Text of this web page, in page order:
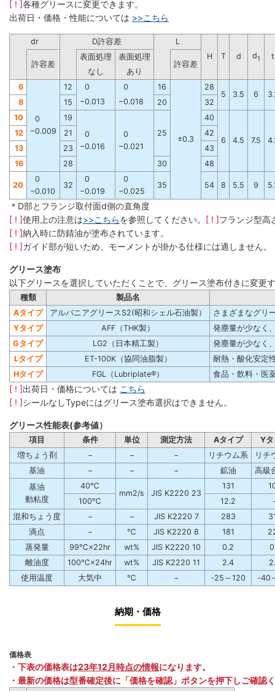
[ ! ]各種グリースに変更できます。
出荷日・価格・性能については >>こちら
dr D許容差
L
H
T d d1
t
許容差
表面処理
表面処理
許容差
なし
あり
6
0
−0.009
12 0 0 16
±0.3
28
5
3.5 6
8
15 −0.013 −0.018 20
32
10
19
0
−0.016
0
−0.021
25
40
6 4.5 7.5
12 21
42
13
23
43
16
28 30 48
20
0
−0.010
32
0
−0.019
0
−0.025
35 54 8 5.5 9
＊D部とフランジ取付面d側の直角度
[ ! ]使用上の注意は>>こちらを参照してください。 [ ! ]フランジ型高
[ ! ]納入時に防錆油が塗布されています。
[ ! ]ガイド部が短いため、モーメントが掛かる仕様には適しません。
グリース塗布
以下グリースを選択していただくことで、グリース塗布付きに変更
種類
製品名
Aタイプ
アルバニアグリースS2(昭和シェル石油製）
さまざまなグリ
Yタイプ
AFF（THK製）
発塵量が少なく
Gタイプ
LG2（日本精工製）
発塵量が少なく
Lタイプ
ET-100K（協同油脂製）
耐熱・酸化安定
Hタイプ
FGL（Lubriplate®） 食品・飲料・医
[ ! ]出荷日・価格については こちら
[ ! ]シールなしTypeにはグリース塗布選択はできません。
グリース性能表(参考値）
項目 条件 単位 測定方法 Aタイプ
Y
増ちょう剤
− − − リチウム系
リチ
基油
− − − 鉱油
高級
基油
動粘度
40℃
mm2/s
JIS K2220 23
131
100℃
12.2
混和ちょう度
− − JIS K2220 7 283
滴点
− ℃ JIS K2220 8 181
蒸発量
99℃×22hr wt% JIS K2220 10 0.2
離油度
100℃×24hr wt% JIS K2220 11 2.4
使用温度
大気中 ℃ − ‐25～120 ‐40
納期・価格
価格表
・下表の価格表は23年12月時点の情報になります。
・最新の価格は型番確定後に「価格を確認」ボタンを押下しご確認